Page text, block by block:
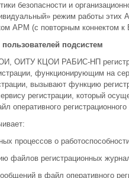
безопасности и
режим работы этих
АРМ (с повторным коннектом
подсистем
ОИТУ КЦОИ РАБИС-НП
функционирующим на
вызывают функцию
регистрации, который
оперативного
процессов о
файлов регистрационных
в файл оперативного